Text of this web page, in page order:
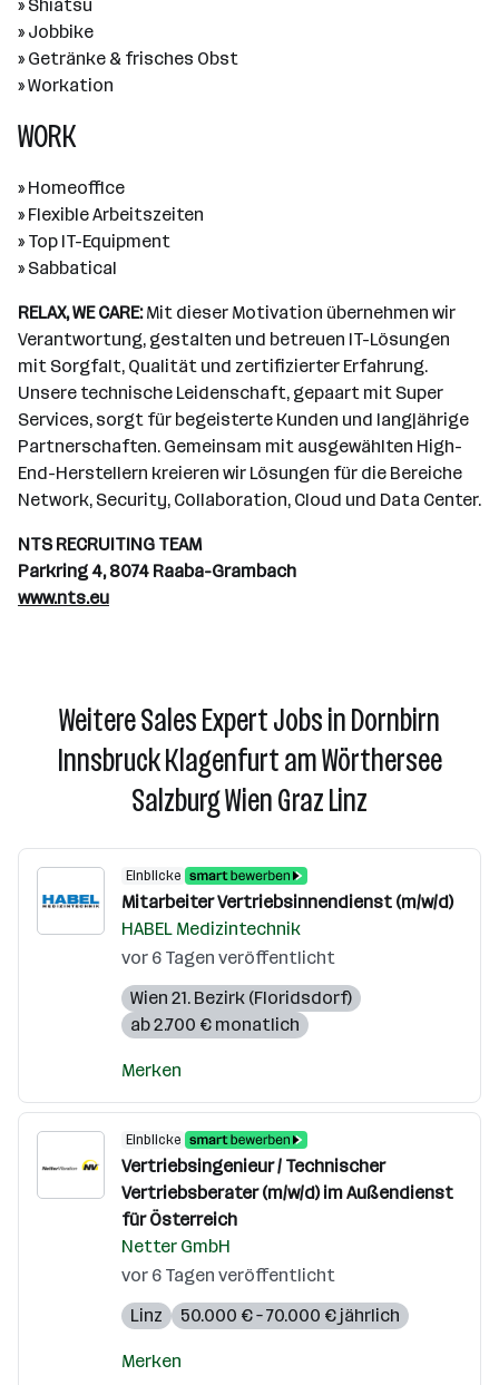
» Shiatsu
» Jobbike
» Getränke & frisches Obst
» Workation
WORK
» Homeoffice
» Flexible Arbeitszeiten
» Top IT-Equipment
» Sabbatical
RELAX, WE CARE:Mit dieser Motivation übernehmen wir
Verantwortung, gestalten und betreuen IT-Lösungen
mit Sorgfalt, Qualität und zertifizierter Erfahrung.
Unsere technische Leidenschaft, gepaart mit Super
Services, sorgt für begeisterte Kunden und langjährige
Partnerschaften. Gemeinsam mit ausgewählten High-
End-Herstellern kreieren wir Lösungen für die Bereiche
Network, Security, Collaboration, Cloud und Data Center.
NTS RECRUITING TEAM
Parkring 4, 8074 Raaba-Grambach
www.nts.eu
Weitere Sales Expert Jobs in Dornbirn
Innsbruck Klagenfurt am Wörthersee
Salzburg Wien Graz Linz
Einblicke
Mitarbeiter Vertriebsinnendienst (m/w/d)
HABEL Medizintechnik
vor 6 Tagen veröffentlicht
Wien 21. Bezirk (Floridsdorf)
ab 2.700 € monatlich
Merken
Einblicke
Vertriebsingenieur / Technischer
Vertriebsberater (m/w/d) im Außendienst
für Österreich
Netter GmbH
vor 6 Tagen veröffentlicht
Linz
50.000 € – 70.000 € jährlich
Merken